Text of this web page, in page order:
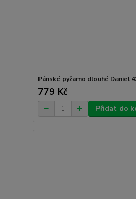
Pánské pyžamo dlouhé Daniel
779 Kč
Přidat do